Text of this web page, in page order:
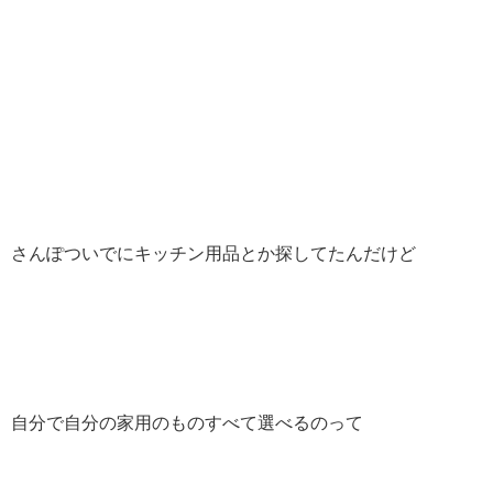
さんぽついでにキッチン用品とか探してたんだけど
自分で自分の家用のものすべて選べるのって